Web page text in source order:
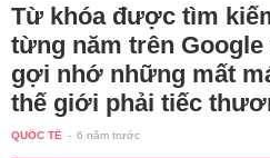
Từ khóa được tìm
từng năm trên
gợi nhớ những mất
thế giới phải tiếc
QUỐC TẾ - 6 năm trước